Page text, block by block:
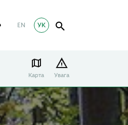
УК
EN
Карта Увага